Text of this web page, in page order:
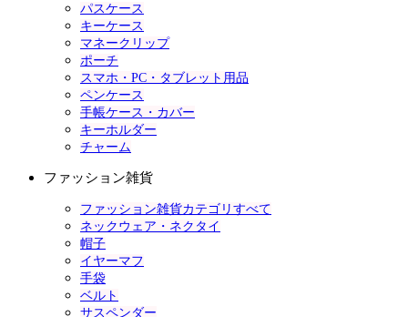
パスケース
キーケース
マネークリップ
ポーチ
スマホ・PC・タブレット用品
ペンケース
手帳ケース・カバー
キーホルダー
チャーム
ファッション雑貨
ファッション雑貨カテゴリすべて
ネックウェア・ネクタイ
帽子
イヤーマフ
手袋
ベルト
サスペンダー